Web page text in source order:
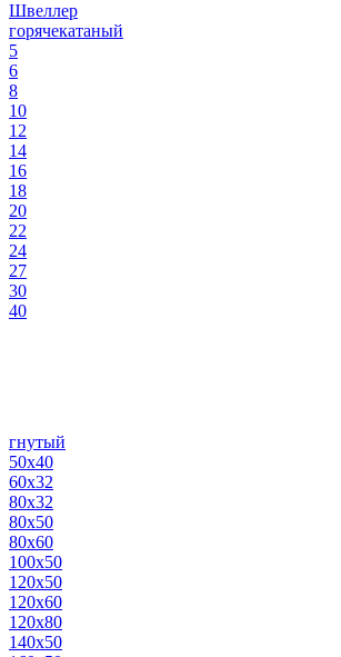
Швеллер
горячекатаный
5
6
8
10
12
14
16
18
20
22
24
27
30
40
гнутый
50х40
60х32
80х32
80х50
80х60
100х50
120х50
120х60
120х80
140х50